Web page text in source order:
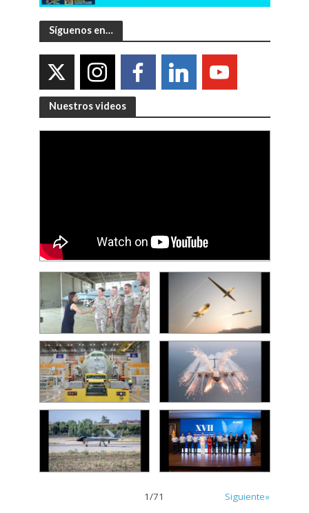
Síguenos en…
Nuestros videos
1/71
Siguiente»